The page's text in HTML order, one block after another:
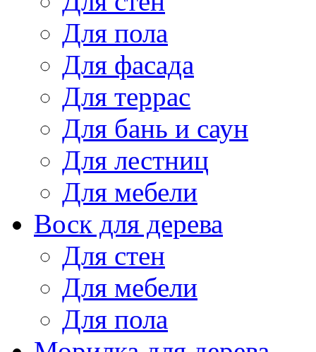
Для пола
Для фасада
Для террас
Для бань и саун
Для лестниц
Для мебели
Воск для дерева
Для стен
Для мебели
Для пола